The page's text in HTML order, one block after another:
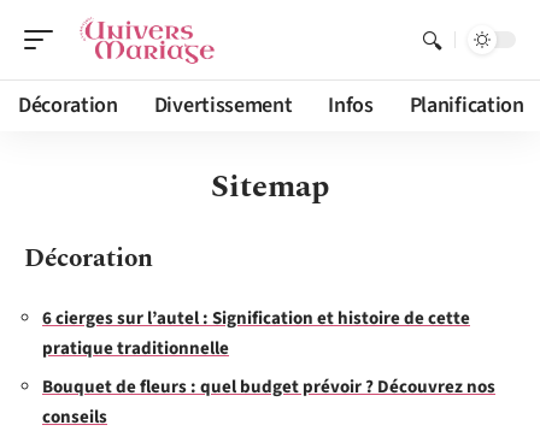
Décoration Divertissement Infos Planification
Sitemap
Décoration
6 cierges sur l’autel : Signification et histoire de cette
pratique traditionnelle
Bouquet de fleurs : quel budget prévoir ? Découvrez nos
conseils